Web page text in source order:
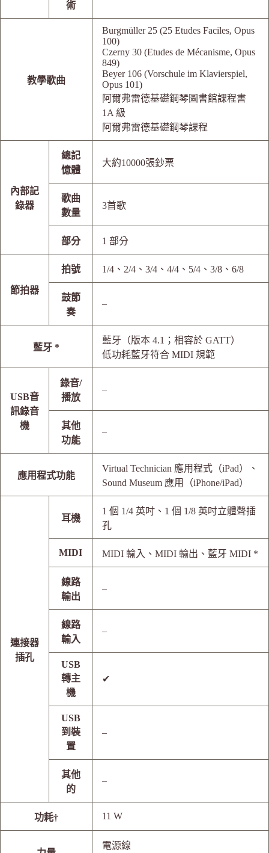
術
教學歌曲
Burgmüller 25 (25 Etudes Faciles, Opus
100)
Czerny 30 (Etudes de Mécanisme, Opus
849)
Beyer 106 (Vorschule im Klavierspiel,
Opus 101)
阿爾弗雷德基礎鋼琴圖書館課程書
1A 級
阿爾弗雷德基礎鋼琴課程
內部記
錄器
總記
憶體
大約10000張鈔票
歌曲
數量
3首歌
部分 1 部分
節拍器
拍號 1/4、2/4、3/4、4/4、5/4、3/8、6/8
鼓節
奏
–
藍牙 *
藍牙（版本 4.1；相容於 GATT）
低功耗藍牙符合 MIDI 規範
USB音
訊錄音
機
錄音/
播放
–
其他
功能
–
應用程式功能
Virtual Technician 應用程式（iPad）、
Sound Museum 應用（iPhone/iPad）
連接器
插孔
耳機
1 個 1/4 英吋、1 個 1/8 英吋立體聲插
孔
MIDI MIDI 輸入、MIDI 輸出、藍牙 MIDI *
線路
輸出
–
線路
輸入
–
USB
轉主
機
✔
USB
到裝
置
–
其他
的
–
功耗† 11 W
電源線